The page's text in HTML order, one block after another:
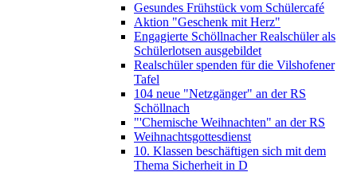
Gesundes Frühstück vom Schülercafé
Aktion "Geschenk mit Herz"
Engagierte Schöllnacher Realschüler als
Schülerlotsen ausgebildet
Realschüler spenden für die Vilshofener
Tafel
104 neue "Netzgänger" an der RS
Schöllnach
"'Chemische Weihnachten" an der RS
Weihnachtsgottesdienst
10. Klassen beschäftigen sich mit dem
Thema Sicherheit in D